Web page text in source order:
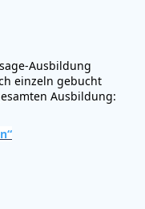
Ausbildung
einzeln gebucht
Ausbildung: